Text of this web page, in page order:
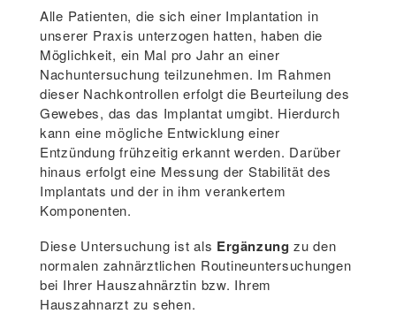
Alle Patienten, die sich einer Implantation in
unserer Praxis unterzogen hatten, haben die
Möglichkeit, ein Mal pro Jahr an einer
Nachuntersuchung teilzunehmen. Im Rahmen
dieser Nachkontrollen erfolgt die Beurteilung des
Gewebes, das das Implantat umgibt. Hierdurch
kann eine mögliche Entwicklung einer
Entzündung frühzeitig erkannt werden. Darüber
hinaus erfolgt eine Messung der Stabilität des
Implantats und der in ihm verankertem
Komponenten.
Diese Untersuchung ist als Ergänzung zu den
normalen zahnärztlichen Routineuntersuchungen
bei Ihrer Hauszahnärztin bzw. Ihrem
Hauszahnarzt zu sehen.